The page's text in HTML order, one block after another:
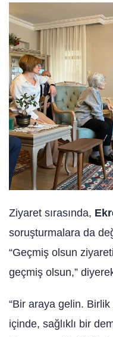
Ziyaret sırasında,
soruşturmalara da
“Geçmiş olsun
geçmiş olsun,”
“Bir araya gelin.
içinde, sağlıklı bir